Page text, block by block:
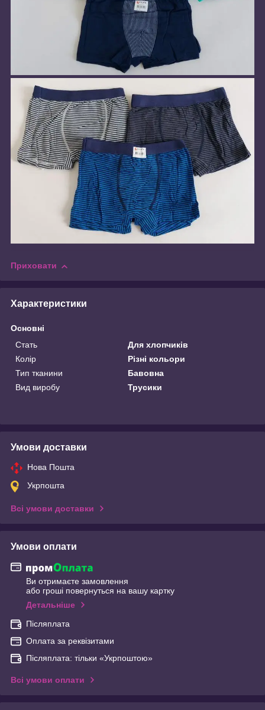
Приховати
Характеристики
Основні
Стать
Для хлопчиків
Колір
Різні кольори
Тип тканини
Бавовна
Вид виробу
Трусики
Умови доставки
Нова Пошта
Укрпошта
Всі умови доставки
Умови оплати
Ви отримаєте замовлення
або гроші повернуться на вашу картку
Детальніше
Післяплата
Оплата за реквізитами
Післяплата: тільки «Укрпоштою»
Всі умови оплати